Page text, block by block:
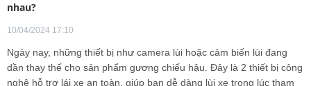
nhau?
10/04/2024 17:10
Ngày nay, những thiết bị như camera lùi hoặc cảm biến lùi đang
dần thay thế cho sản phẩm gương chiếu hậu. Đây là 2 thiết bị công
nghệ hỗ trợ lái xe an toàn, giúp bạn dễ dàng lùi xe trong lúc tham